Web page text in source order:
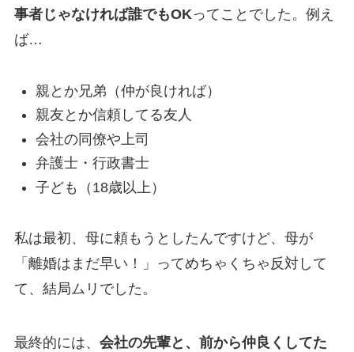
事者じゃなければ誰でもOKってことでした。例え
ば…
親とか兄弟（仲が良ければ）
親友とか信頼してる友人
会社の同僚や上司
弁護士・行政書士
子ども（18歳以上）
私は最初、母に頼もうとしたんですけど、母が
「離婚はまだ早い！」ってめちゃくちゃ反対して
て、結局ムリでした。
最終的には、 会社の先輩と、前から仲良くしてた